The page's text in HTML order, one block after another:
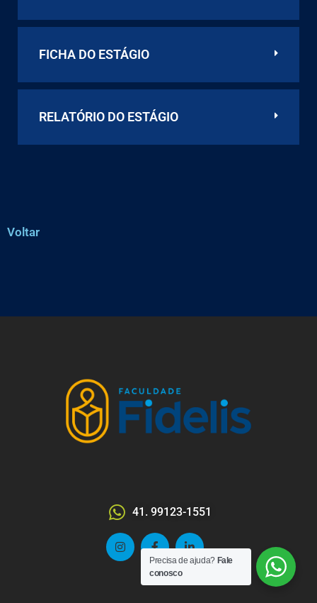
FICHA DO ESTÁGIO
RELATÓRIO DO ESTÁGIO
Voltar
41. 99123-1551
Precisa de ajuda? Fale
conosco